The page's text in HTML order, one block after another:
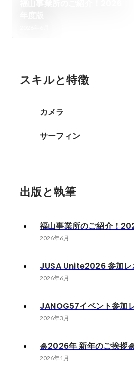
スキルと特徴
カメラ
サーフィン
出版と執筆
福山事業所のご紹介！
2026年6月
JUSA Unite2026 参加レ
2026年6月
JANOG57イベント参加
2026年3月
🎍2026年 新年のご挨拶
2026年1月